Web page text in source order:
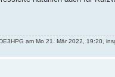
am Mo 21. Mär 2022, 19:20,